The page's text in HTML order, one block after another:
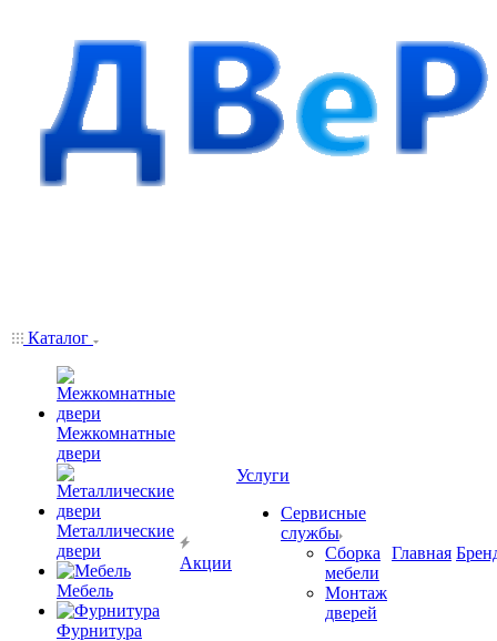
Каталог
Межкомнатные
двери
Металлические
двери
Мебель
Фурнитура
Акции
Услуги
Сервисные
службы
Сборка
мебели
Монтаж
дверей
Главная